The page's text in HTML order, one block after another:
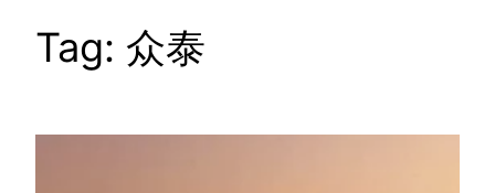
Tag: 众泰